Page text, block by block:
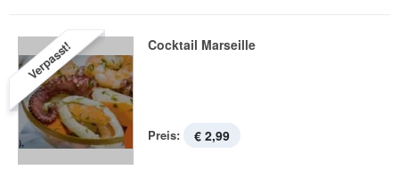
Verpasst! Cocktail Marseille
Preis: € 2,99